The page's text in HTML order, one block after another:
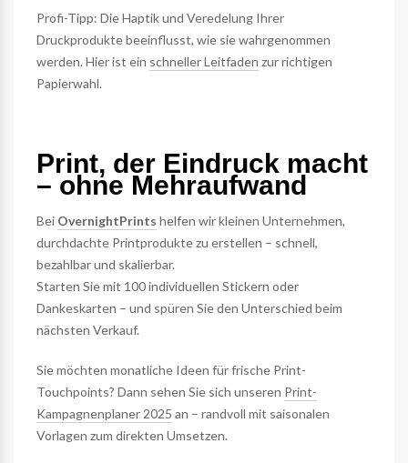
Profi-Tipp: Die Haptik und Veredelung Ihrer
Druckprodukte beeinflusst, wie sie wahrgenommen
werden. Hier ist ein schneller Leitfaden zur richtigen
Papierwahl.
Print, der Eindruck macht
– ohne Mehraufwand
Bei OvernightPrints helfen wir kleinen Unternehmen,
durchdachte Printprodukte zu erstellen – schnell,
bezahlbar und skalierbar.
Starten Sie mit 100 individuellen Stickern oder
Dankeskarten – und spüren Sie den Unterschied beim
nächsten Verkauf.
Sie möchten monatliche Ideen für frische Print-
Touchpoints? Dann sehen Sie sich unseren Print-
Kampagnenplaner 2025 an – randvoll mit saisonalen
Vorlagen zum direkten Umsetzen.